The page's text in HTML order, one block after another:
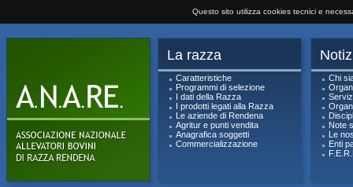
Questo sito utilizza cookies tecnici e
La razza
Caratteristiche
Programmi di selezione
I dati della Razza
I prodotti legati alla Razza
Le aziende di Rendena
Agritur e punti vendita
Anagrafica soggetti
Commercializzazione
Chi
Note
Le
Enti